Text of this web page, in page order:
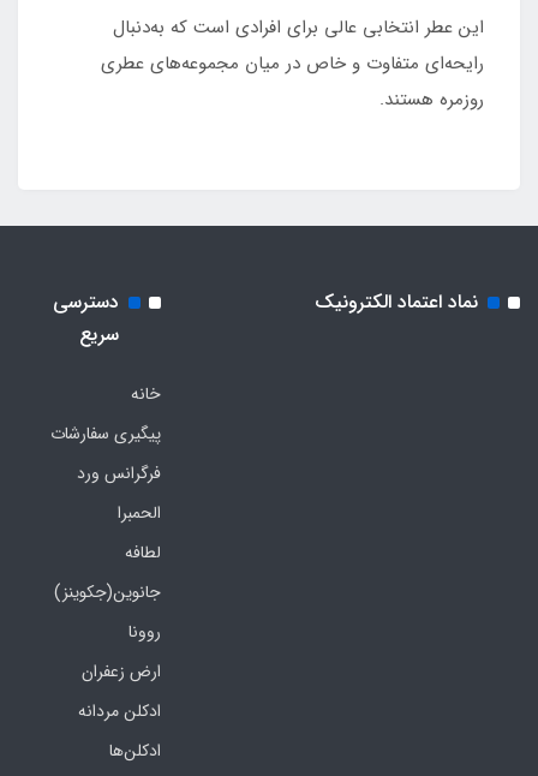
این عطر انتخابی عالی برای افرادی است که به‌دنبال
رایحه‌ای متفاوت و خاص در میان مجموعه‌های عطری
روزمره هستند.
نماد اعتماد الکترونیک
دسترسی
سریع
خانه
پیگیری سفارشات
فرگرانس ورد
الحمبرا
لطافه
جانوین(جکوینز)
روونا
ارض زعفران
ادکلن مردانه
ادکلن‌ها